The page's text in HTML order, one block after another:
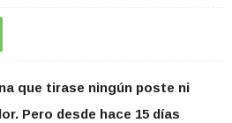
que tirase ningún poste ni
Pero desde hace 15 días